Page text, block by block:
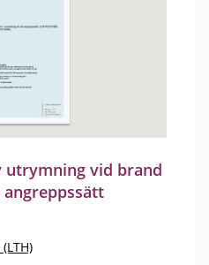
utrymning vid brand